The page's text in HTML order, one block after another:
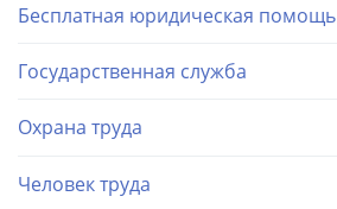
Бесплатная юридическая помощь
Государственная служба
Охрана труда
Человек труда